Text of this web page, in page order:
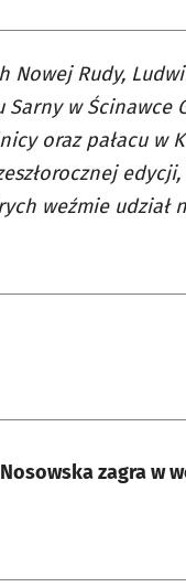
Nowej Rudy,
Sarny w Ścinawce
oraz pałacu w
weźmie udział
zagra w